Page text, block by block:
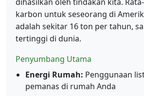
karbon untuk seseorang di
adalah sekitar 16 ton per tahun,
tertinggi di dunia.
Penyumbang Utama
Energi Rumah: Penggunaan
pemanas di rumah Anda